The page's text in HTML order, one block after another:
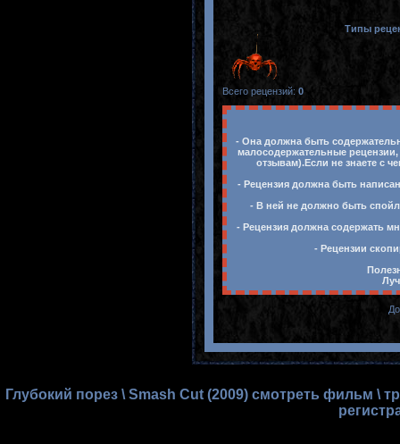
Типы
Всего рецензий: 0
- Она должна быть
малосодержательные
отзывам).Если не знаете с
- Рецензия должна быть
- В ней не должно быть
- Рецензия должна содержать
- Рецензии
Глубокий порез \ Smash Cut (2009) смотреть фильм \